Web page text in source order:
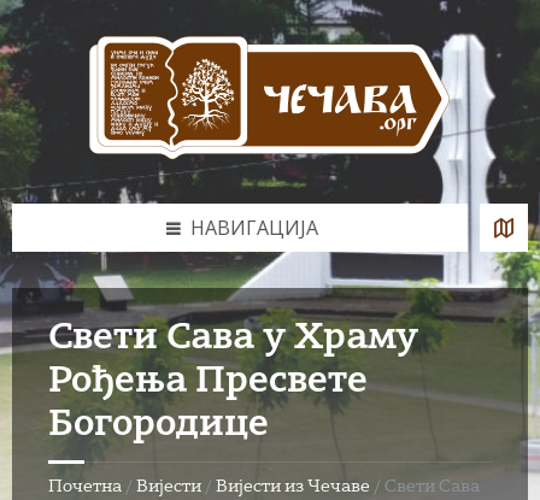
Skip
to
content
Skip
to
left
sidebar
Skip
to
footer
НАВИГАЦИЈА
Свети Сава у Храму
Рођења Пресвете
Богородице
Почетна / Вијести / Вијести из Чечаве / Свети Сава